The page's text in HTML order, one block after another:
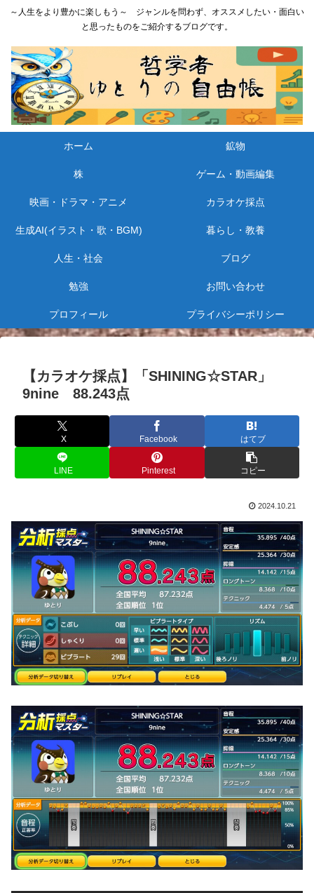
～人生をより豊かに楽しもう～ ジャンルを問わず、オススメしたい・面白い
と思ったものをご紹介するブログです。
ホーム 鉱物
株 ゲーム・動画編集
映画・ドラマ・アニメ カラオケ採点
生成AI(イラスト・歌・BGM) 暮らし・教養
人生・社会 ブログ
勉強 お問い合わせ
プロフィール プライバシーポリシー
【カラオケ採点】「SHINING☆STAR」
9nine 88.243点
X Facebook はてブ
LINE Pinterest コピー
2024.10.21